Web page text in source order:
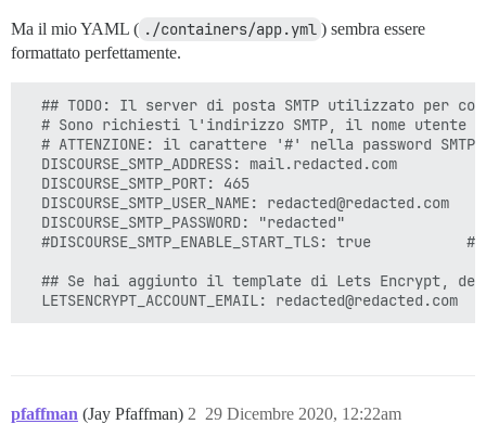
Ma il mio YAML ( ./containers/app.yml ) sembra essere
formattato perfettamente.
## TODO: Il server di posta SMTP utilizzato per
# Sono richiesti l'indirizzo SMTP, il nome utente
# ATTENZIONE: il carattere '#' nella password SMTP
  DISCOURSE_SMTP_ADDRESS: mail.redacted.com
  DISCOURSE_SMTP_PORT: 465
  DISCOURSE_SMTP_USER_NAME: redacted@redacted.com
  DISCOURSE_SMTP_PASSWORD: "redacted"
#DISCOURSE_SMTP_ENABLE_START_TLS: true           #
## Se hai aggiunto il template di Lets Encrypt,
pfaffman (Jay Pfaffman) 29 Dicembre 2020, 12:22am
2